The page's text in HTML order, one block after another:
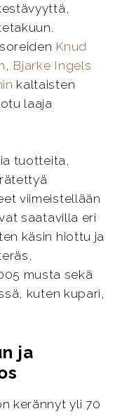
Knud
, Bjarke Ingels
kaltaisten
laaja
tuotteita,
viimeistellään
saatavilla eri
käsin hiottu ja
musta sekä
kuten kupari,
ja
kerännyt yli 70